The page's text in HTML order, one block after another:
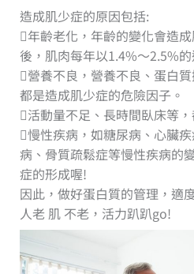
造成肌少症的原因包括:
年齡老化，年齡的變化會造
後，肌肉每年以1.4%～2.5%的
營養不良，營養不良、蛋白
都是造成肌少症的危險因子。
活動量不足、長時間臥床等
慢性疾病，如糖尿病、心臟
病、骨質疏鬆症等慢性疾病的
症的形成喔!
因此，做好蛋白質的管理，適
人老 肌 不老，活力趴趴go!